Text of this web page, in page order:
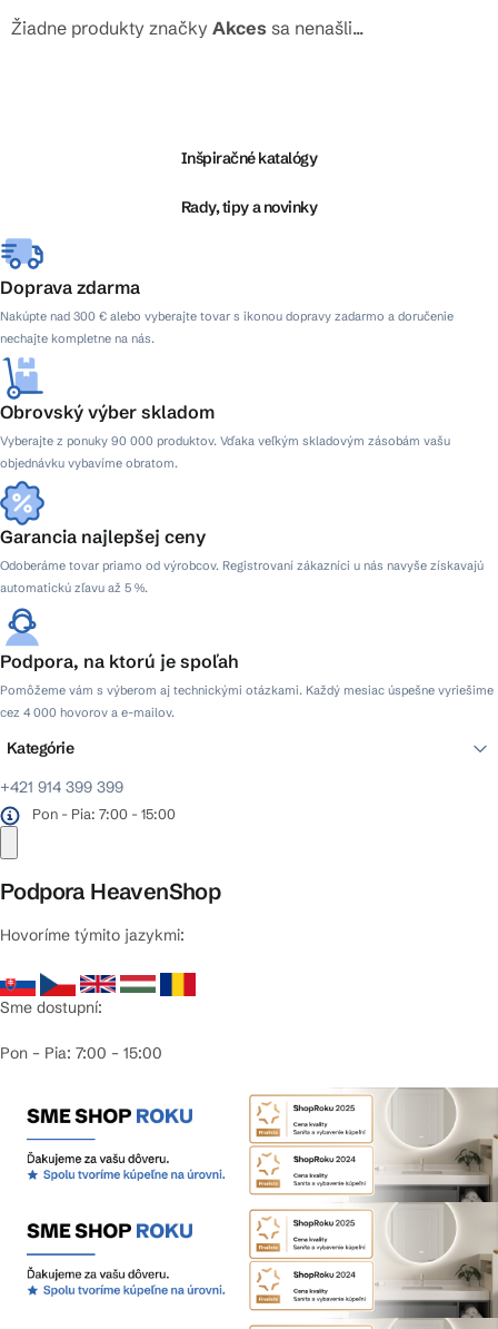
Žiadne produkty značky Akces sa nenašli...
e
Inšpiračné katalógy
Rady, tipy a novinky
Doprava zdarma
Nakúpte nad 300 € alebo vyberajte tovar s ikonou dopravy zadarmo a doručenie
nechajte kompletne na nás.
Obrovský výber skladom
Vyberajte z ponuky 90 000 produktov. Vďaka veľkým skladovým zásobám vašu
objednávku vybavíme obratom.
Garancia najlepšej ceny
Odoberáme tovar priamo od výrobcov. Registrovaní zákazníci u nás navyše získavajú
automatickú zľavu až 5 %.
Podpora, na ktorú je spoľah
Pomôžeme vám s výberom aj technickými otázkami. Každý mesiac úspešne vyriešime
cez 4 000 hovorov a e-mailov.
+421 914 399 399
Pon - Pia: 7:00 - 15:00
Podpora HeavenShop
Hovoríme týmito jazykmi:
Sme dostupní:
Pon – Pia: 7:00 – 15:00
Kategórie